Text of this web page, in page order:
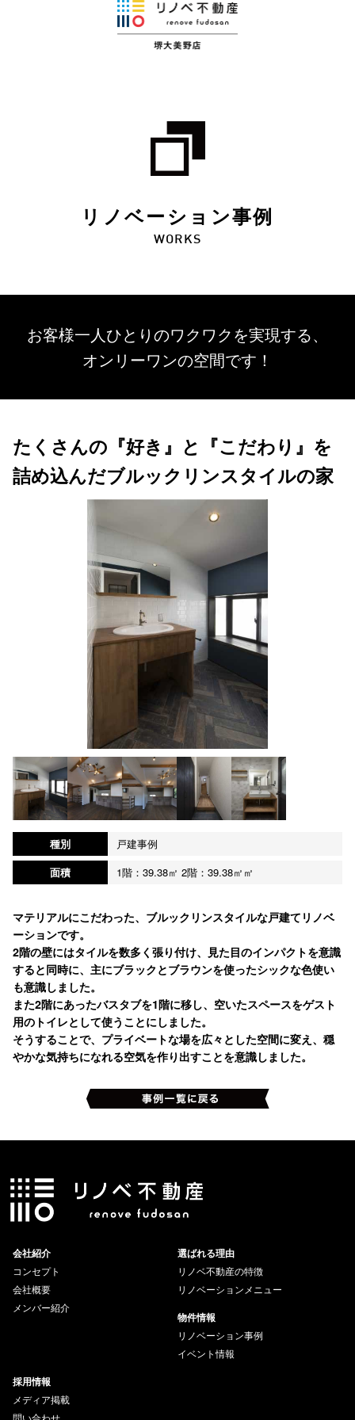
リノベーション事例
WORKS
お客様一人ひとりのワクワクを実現する、
オンリーワンの空間です！
たくさんの『好き』と『こだわり』を
詰め込んだブルックリンスタイルの家
種別
戸建事例
面積
1階：39.38㎡ 2階：39.38㎡㎡
マテリアルにこだわった、ブルックリンスタイルな戸建てリノベ
ーションです。
2階の壁にはタイルを数多く張り付け、見た目のインパクトを意識
すると同時に、主にブラックとブラウンを使ったシックな色使い
も意識しました。
また2階にあったバスタブを1階に移し、空いたスペースをゲスト
用のトイレとして使うことにしました。
そうすることで、プライベートな場を広々とした空間に変え、穏
やかな気持ちになれる空気を作り出すことを意識しました。
会社紹介
コンセプト
会社概要
メンバー紹介
選ばれる理由
リノベ不動産の特徴
リノベーションメニュー
物件情報
リノベーション事例
イベント情報
採用情報
メディア掲載